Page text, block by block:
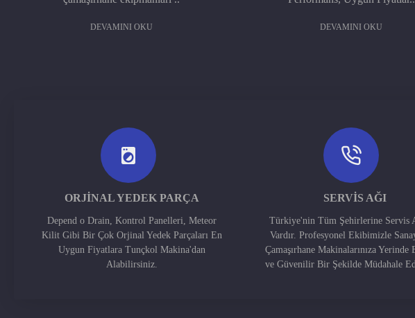
DEVAMINI OKU DEVAMINI OKU
ORJINAL YEDEK PARÇA
Depend o Drain, Kontrol Panelleri, Meteor
Kilit Gibi Bir Çok Orjinal Yedek Parçaları En
Uygun Fiyatlara Tunçkol Makina'dan
Alabilirsiniz.
SERVIS AĞI
Türkiye'nin Tüm Şehirlerine Servis
Vardır. Profesyonel Ekibimizle
Çamaşırhane Makinalarınıza Yerinde
ve Güvenilir Bir Şekilde Müdahale